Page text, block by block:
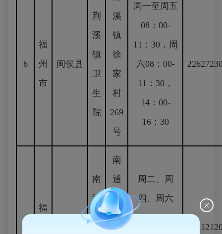
6
福
州
市
闽侯县
荆
溪
镇
卫
生
院
溪
镇
徐
家
村
269
号
周一至周五
08：00-
11：30，周
六08：00-
11：30，
14：00-
16：30
福
南
通
镇
南
通
镇
通
周二、周
四、周六